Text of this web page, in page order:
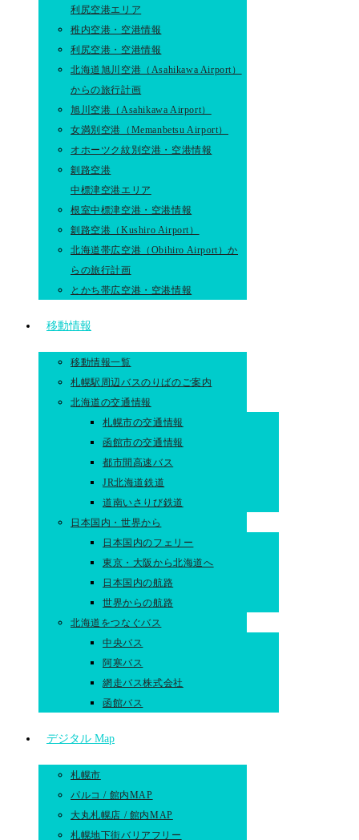
利尻空港エリア
稚内空港・空港情報
利尻空港・空港情報
北海道旭川空港（Asahikawa Airport）
からの旅行計画
旭川空港（Asahikawa Airport）
女満別空港（Memanbetsu Airport）
オホーツク紋別空港・空港情報
釧路空港
中標津空港エリア
根室中標津空港・空港情報
釧路空港（Kushiro Airport）
北海道帯広空港（Obihiro Airport）か
らの旅行計画
とかち帯広空港・空港情報
移動情報
移動情報一覧
札幌駅周辺バスのりばのご案内
北海道の交通情報
札幌市の交通情報
函館市の交通情報
都市間高速バス
JR北海道鉄道
道南いさりび鉄道
日本国内・世界から
日本国内のフェリー
東京・大阪から北海道へ
日本国内の航路
世界からの航路​
北海道をつなぐバス
中央バス
阿寒バス
網走バス株式会社
函館バス
デジタル Map
札幌市
パルコ / 館内MAP
大丸札幌店 / 館内MAP
札幌地下街バリアフリー